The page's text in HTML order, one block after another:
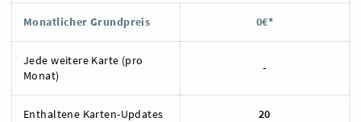
Monatlicher Grundpreis 0€*
Jede weitere Karte (pro
Monat)
-
Enthaltene Karten-Updates 20